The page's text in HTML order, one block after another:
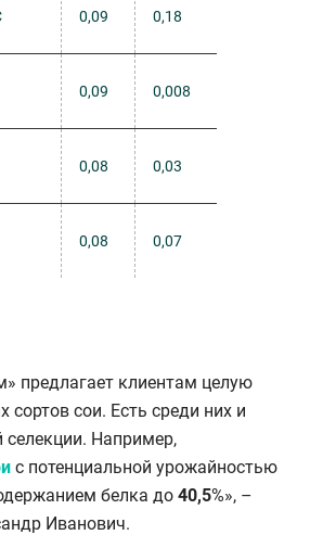
0,09 0,18
0,09 0,008
0,08 0,03
0,08 0,07
предлагает клиентам целую
сортов сои. Есть среди них и
селекции. Например,
с потенциальной урожайностью
белка до 40,5%», –
Иванович.